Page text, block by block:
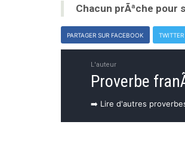
Chacun prÃªche pour
PARTAGER SUR FACEBOOK TWITTER
L'auteur
Proverbe
➡️ Lire d'autres